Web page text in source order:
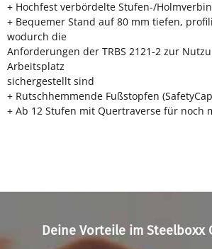
+ Hochfest verbördelte Stufen-/
+ Bequemer Stand auf 80 mm tiefen,
wodurch die
Anforderungen der TRBS 2121-2 zur
Arbeitsplatz
sichergestellt sind
+ Rutschhemmende Fußstopfen
+ Ab 12 Stufen mit Quertraverse für noch
Deine Vorteile im Steelboxx